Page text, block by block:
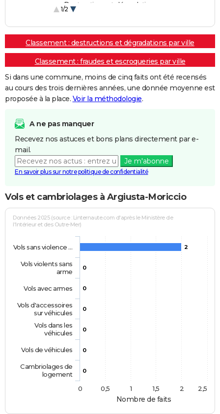
Destructions et dégradations
1/2
Classement : destructions et dégradations par ville
Classement : fraudes et escroqueries par ville
Si dans une commune, moins de cinq faits ont été recensés
au cours des trois dernières années, une donnée moyenne est
proposée à la place. Voir la méthodologie.
A ne pas manquer
Recevez nos astuces et bons plans directement par e-
mail.
Je m'abonne
En savoir plus sur notre politique de confidentialité
Vols et cambriolages à Argiusta-Moriccio
Nombre de faits
Données 2025 (source : Linternaute.com d'après le Ministère de
l'Intérieur et des Outre-Mer)
2
0
0
0
0
0
0
Vols sans violence …
Vols violents sans
arme
Vols avec armes
Vols d'accessoires
sur véhicules
Vols dans les
véhicules
Vols de véhicules
Cambriolages de
logement
0
0,5 1 1,5 2 2,5